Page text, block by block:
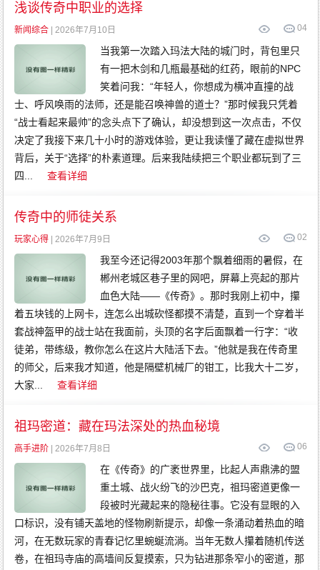
浅谈传奇中职业的选择
4
0
新闻综合 | 2026年7月10日
当我第一次踏入玛法大陆的城门时，背包里只
有一把木剑和几瓶最基础的红药，眼前的NPC
笑着问我：“年轻人，你想成为横冲直撞的战
士、呼风唤雨的法师，还是能召唤神兽的道士？”那时候我只凭着
“战士看起来最帅”的念头点下了确认，却没想到这一次点击，不仅
决定了我接下来几十小时的游戏体验，更让我读懂了藏在虚拟世界
背后，关于“选择”的朴素道理。后来我陆续把三个职业都玩到了三
四...
查看详细
传奇中的师徒关系
2
0
玩家心得 | 2026年7月9日
我至今还记得2003年那个飘着细雨的暑假，在
郴州老城区巷子里的网吧，屏幕上亮起的那片
血色大陆——《传奇》。那时我刚上初中，攥
着五块钱的上网卡，连怎么出城砍怪都摸不清楚，直到一个穿着半
套战神盔甲的战士站在我面前，头顶的名字后面飘着一行字：“收
徒弟，带练级，教你怎么在这片大陆活下去。”他就是我在传奇里
的师父，后来我才知道，他是隔壁机械厂的钳工，比我大十二岁，
大家...
查看详细
祖玛密道：藏在玛法深处的热血秘境
6
0
高手进阶 | 2026年7月8日
在《传奇》的广袤世界里，比起人声鼎沸的盟
重土城、战火纷飞的沙巴克，祖玛密道更像一
段被时光藏起来的隐秘往事。它没有显眼的入
口标识，没有铺天盖地的怪物刷新提示，却像一条涌动着热血的暗
河，在无数玩家的青春记忆里蜿蜒流淌。当年无数人攥着随机传送
卷，在祖玛寺庙的高墙间反复摸索，只为钻进那条窄小的密道，那